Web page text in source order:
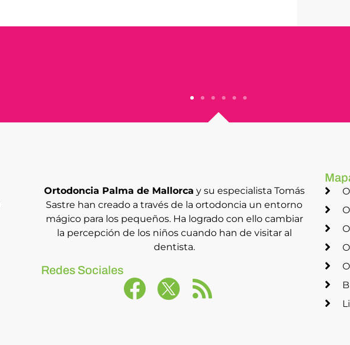
Ortodoncia Palma de Mallorca y su especialista Tomás
Sastre han creado a través de la ortodoncia un entorno
mágico para los pequeños. Ha logrado con ello cambiar
la percepción de los niños cuando han de visitar al
dentista.
Redes Sociales